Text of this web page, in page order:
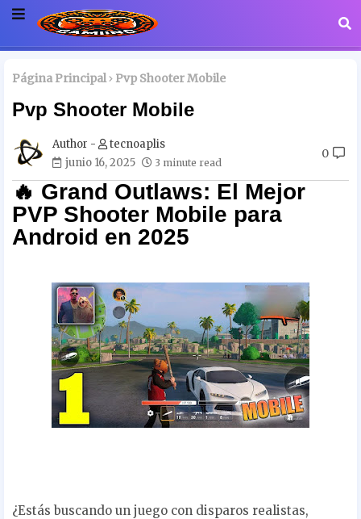
Página Principal Pvp Shooter Mobile
Pvp Shooter Mobile
tecnoaplis
junio 16, 2025
3 minute read
0
🔥 Grand Outlaws: El Mejor
PVP Shooter Mobile para
Android en 2025
¿Estás buscando un juego con disparos realistas,